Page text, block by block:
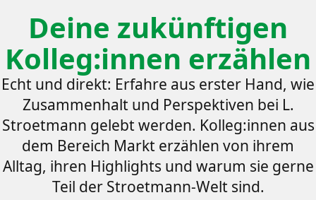
Deine zukünftigen
Kolleg:innen erzählen
Echt und direkt: Erfahre aus erster Hand, wie
Zusammenhalt und Perspektiven bei L.
Stroetmann gelebt werden. Kolleg:innen aus
dem Bereich Markt erzählen von ihrem
Alltag, ihren Highlights und warum sie gerne
Teil der Stroetmann-Welt sind.